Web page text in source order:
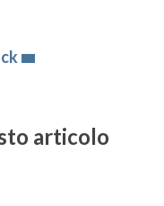
articolo